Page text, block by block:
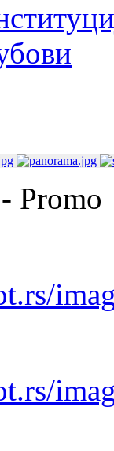
Promo